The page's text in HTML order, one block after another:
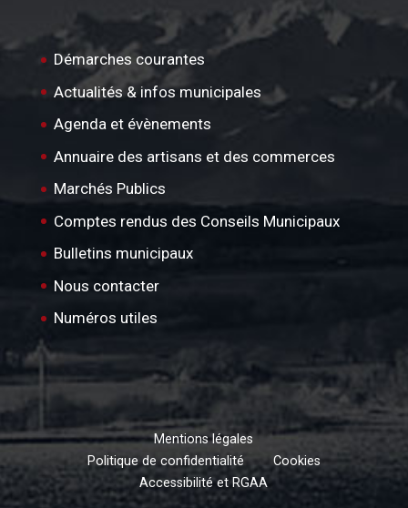
Démarches courantes
Actualités & infos municipales
Agenda et évènements
Annuaire des artisans et des commerces
Marchés Publics
Comptes rendus des Conseils Municipaux
Bulletins municipaux
Nous contacter
Numéros utiles
Mentions légales
Politique de confidentialité
Cookies
Accessibilité et RGAA